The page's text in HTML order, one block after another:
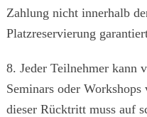
Zahlung nicht innerhalb
Platzreservierung
8. Jeder Teilnehmer kann
Seminars oder
dieser Rücktritt muss auf